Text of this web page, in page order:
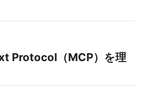
Protocol（MCP）を理